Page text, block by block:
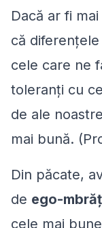
Dacă ar fi
că
cele care ne
toleranți cu
de ale
mai bună.
Din păcate,
de ego-
cele mai